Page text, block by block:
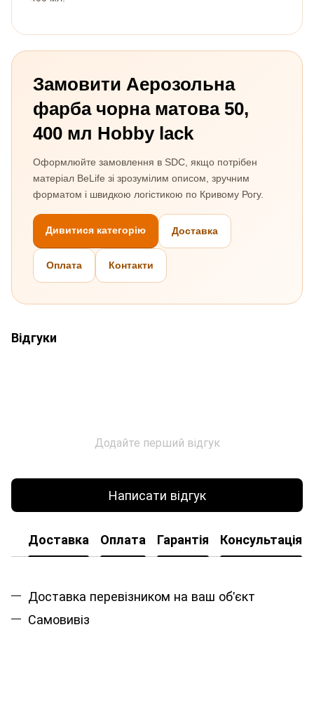
Замовити Аерозольна
фарба чорна матова 50,
400 мл Hobby lack
Оформлюйте замовлення в SDC, якщо потрібен
матеріал BeLife зі зрозумілим описом, зручним
форматом і швидкою логістикою по Кривому Рогу.
Дивитися категорію Доставка
Оплата Контакти
Відгуки
Додайте перший відгук
Написати відгук
Доставка Оплата Гарантія Консультація
Доставка перевізником на ваш об'єкт
Самовивіз